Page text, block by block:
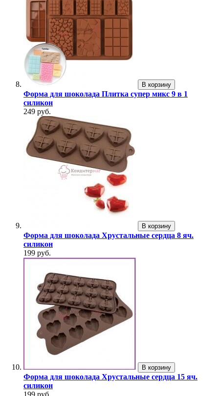
В корзину
Форма для шоколада Плитка супер микс 9 в 1
силикон
249 руб.
В корзину
Форма для шоколада Хрустальные сердца 8 яч.
силикон
199 руб.
В корзину
Форма для шоколада Хрустальные сердца 15 яч.
силикон